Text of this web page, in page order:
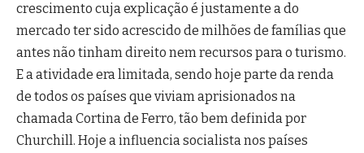
crescimento cuja explicação é justamente a do
mercado ter sido acrescido de milhões de famílias que
antes não tinham direito nem recursos para o turismo.
E a atividade era limitada, sendo hoje parte da renda
de todos os países que viviam aprisionados na
chamada Cortina de Ferro, tão bem definida por
Churchill. Hoje a influencia socialista nos países